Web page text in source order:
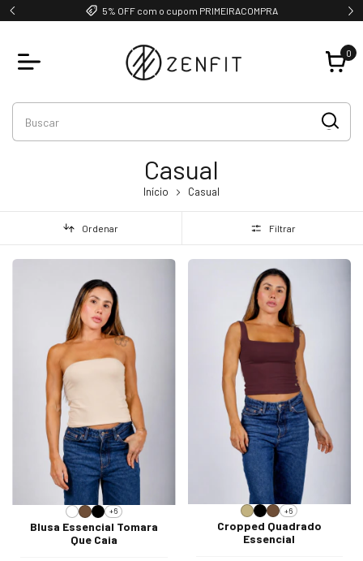
GRUPO VIP
0
Casual
Início Casual
Ordenar Filtrar
+6
Blusa Essencial Tomara
Que Caia
+6
Cropped Quadrado
Essencial